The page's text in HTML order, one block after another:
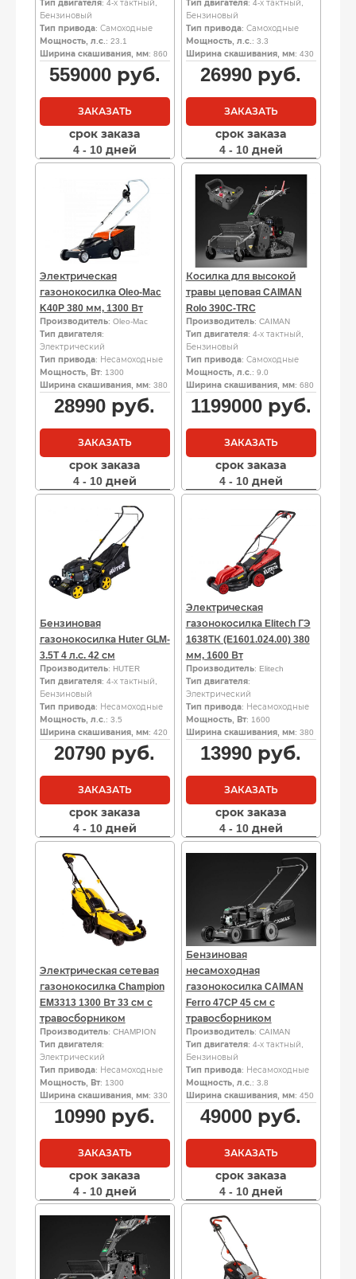
Тип двигателя: 4-х тактный,
Бензиновый
Тип привода: Самоходные
Мощность, л.с.: 23.1
Ширина скашивания, мм: 860
559000руб.
ЗАКАЗАТЬ
срок заказа
4 - 10 дней
Тип двигателя: 4-х тактный,
Бензиновый
Тип привода: Самоходные
Мощность, л.с.: 3.3
Ширина скашивания, мм: 430
26990 руб.
ЗАКАЗАТЬ
срок заказа
4 - 10 дней
Электрическая
газонокосилка Oleo-Mac
K40P 380 мм, 1300 Вт
Производитель: Oleo-Mac
Тип двигателя:
Электрический
Тип привода: Несамоходные
Мощность, Вт: 1300
Ширина скашивания, мм: 380
28990 руб.
ЗАКАЗАТЬ
срок заказа
4 - 10 дней
Косилка для высокой
травы цеповая CAIMAN
Rolo 390C-TRC
Производитель: CAIMAN
Тип двигателя: 4-х тактный,
Бензиновый
Тип привода: Самоходные
Мощность, л.с. : 9.0
Ширина скашивания, мм: 680
1199000руб.
ЗАКАЗАТЬ
срок заказа
4 - 10 дней
Бензиновая
газонокосилка Huter GLM-
3.5T 4 л.с. 42 см
Производитель: HUTER
Тип двигателя: 4-х тактный,
Бензиновый
Тип привода: Несамоходные
Мощность, л.с. : 3.5
Ширина скашивания, мм: 420
20790 руб.
ЗАКАЗАТЬ
срок заказа
4 - 10 дней
Электрическая
газонокосилка Elitech ГЭ
1638ТК (E1601.024.00) 380
мм, 1600 Вт
Производитель: Elitech
Тип двигателя:
Электрический
Тип привода: Несамоходные
Мощность, Вт: 1600
Ширина скашивания, мм: 380
13990 руб.
ЗАКАЗАТЬ
срок заказа
4 - 10 дней
Электрическая сетевая
газонокосилка Champion
EM3313 1300 Вт 33 см с
травосборником
Производитель: CHAMPION
Тип двигателя:
Электрический
Тип привода: Несамоходные
Мощность, Вт: 1300
Ширина скашивания, мм: 330
10990 руб.
ЗАКАЗАТЬ
срок заказа
4 - 10 дней
Бензиновая
несамоходная
газонокосилка CAIMAN
Ferro 47CP 45 см с
травосборником
Производитель: CAIMAN
Тип двигателя: 4-х тактный,
Бензиновый
Тип привода: Несамоходные
Мощность, л.с. : 3.8
Ширина скашивания, мм: 450
49000 руб.
ЗАКАЗАТЬ
срок заказа
4 - 10 дней